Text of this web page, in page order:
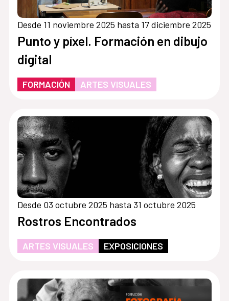
Desde 11 noviembre 2025 hasta 17 diciembre 2025
Punto y píxel. Formación en dibujo
digital
FORMACIÓN ARTES VISUALES
Desde 03 octubre 2025 hasta 31 octubre 2025
Rostros Encontrados
ARTES VISUALES EXPOSICIONES